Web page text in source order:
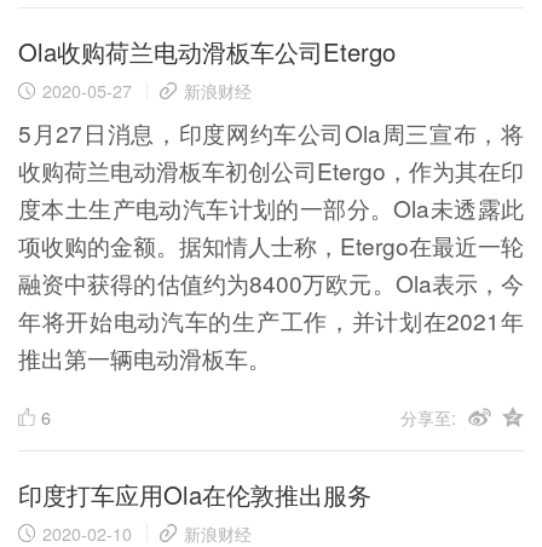
Ola收购荷兰电动滑板车公司Etergo
2020-05-27 新浪财经
5月27日消息，印度网约车公司Ola周三宣布，将
收购荷兰电动滑板车初创公司Etergo，作为其在印
度本土生产电动汽车计划的一部分。Ola未透露此
项收购的金额。据知情人士称，Etergo在最近一轮
融资中获得的估值约为8400万欧元。Ola表示，今
年将开始电动汽车的生产工作，并计划在2021年
推出第一辆电动滑板车。
6 分享至:
印度打车应用Ola在伦敦推出服务
2020-02-10 新浪财经